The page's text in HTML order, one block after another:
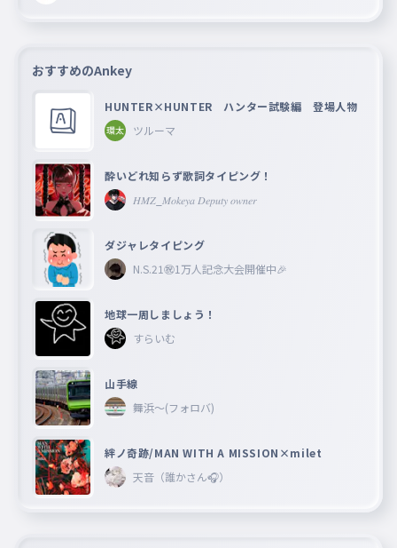
おすすめのAnkey
HUNTER×HUNTER ハンター試験編 登場人物
ツルーマ
酔いどれ知らず歌詞タイピング！
𝐻𝑀𝑍_𝑀𝑜𝑘𝑒𝑦𝑎 𝐷𝑒𝑝𝑢𝑡𝑦 𝑜𝑤𝑛𝑒𝑟
ダジャレタイピング
N.S.21㊗︎1万人記念大会開催中🎉
地球一周しましょう！
すらいむ
山手線
舞浜〜(フォロバ)
絆ノ奇跡/MAN WITH A MISSION×milet
天音（誰かさん🎧）